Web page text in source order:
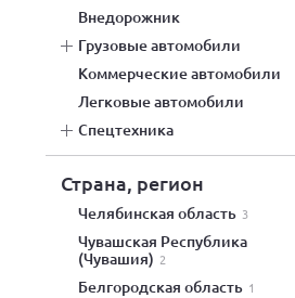
внедорожник
грузовые автомобили
коммерческие автомобили
легковые автомобили
спецтехника
Страна, регион
Челябинская область 3
Чувашская Республика
(Чувашия) 2
Белгородская область 1